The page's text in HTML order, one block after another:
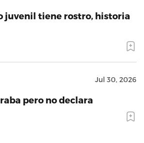
juvenil tiene rostro, historia
Jul 30, 2026
pero no declara